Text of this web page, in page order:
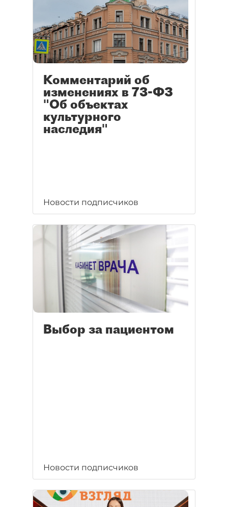
Комментарий об
изменениях в 73-ФЗ
"Об объектах
культурного
наследия"
Новости подписчиков
Выбор за пациентом
Новости подписчиков